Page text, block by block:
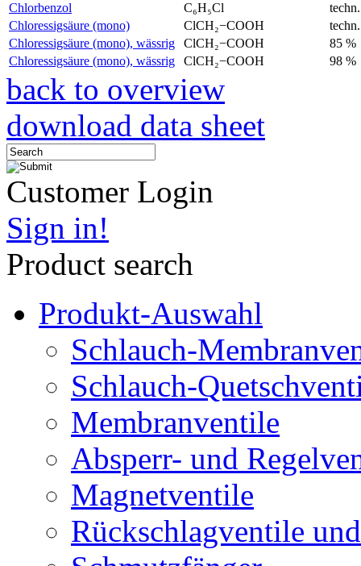
Chlorbenzol
C₆H₅Cl
Chloressigsäure (mono)
ClCH₂−COOH
Chloressigsäure (mono), wässrig
ClCH₂−COOH
85 %
Chloressigsäure (mono), wässrig
ClCH₂−COOH 98 %
back to overview
download data sheet
Customer Login
Sign in!
Product search
Produkt-Auswahl
Schlauch-
Schlauch-
Membranventile
Absperr- und
Magnetventile
Rückschlagventile